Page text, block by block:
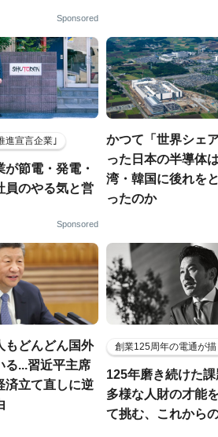
Sponsored
進宣言企業｣
が節電・発電・
員のやる気と営
Sponsored
かつて「世界シェ
った日本の半導体
湾・韓国に後れを
ったのか
もどんどん国外
る...習近平主席
済立て直しに逆
創業125周年の電通が
125年磨き続けた課
多様な人財の才能
て挑む、これから